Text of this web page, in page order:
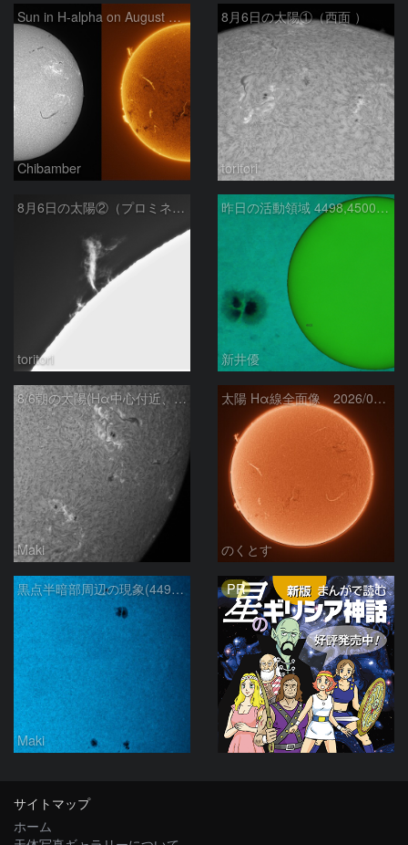
Sun in H-alpha on August 6, 2026
Chibamber
8月6日の太陽①（西面 ）
toritori
8月6日の太陽②（プロミネン北東縁 ）
toritori
昨日の活動領域 4498,4500：2026/08/05
新井優
8/6朝の太陽(Hα中心付近、4498、4502付近)
Maki
太陽 Hα線全面像 2026/08/06
のくとす
黒点半暗部周辺の現象(4498、4502付近)8/6
Maki
PR
サイトマップ
ホーム